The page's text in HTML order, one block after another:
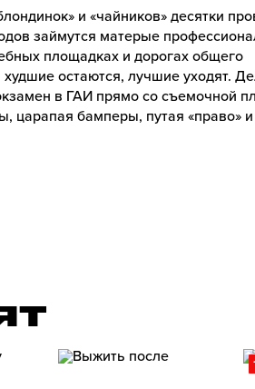
и «чайников» десятки
займутся матерые
площадках и дорогах общего
остаются, лучшие уходят.
в ГАИ прямо со съемочной
царапая бамперы, путая «право»